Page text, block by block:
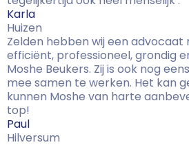
Karla
Huizen
Zelden hebben wij een advocaat
efficiënt, professioneel, grondig
Moshe Beukers. Zij is ook nog
mee samen te werken. Het kan
kunnen Moshe van harte
top!
Paul
Hilversum